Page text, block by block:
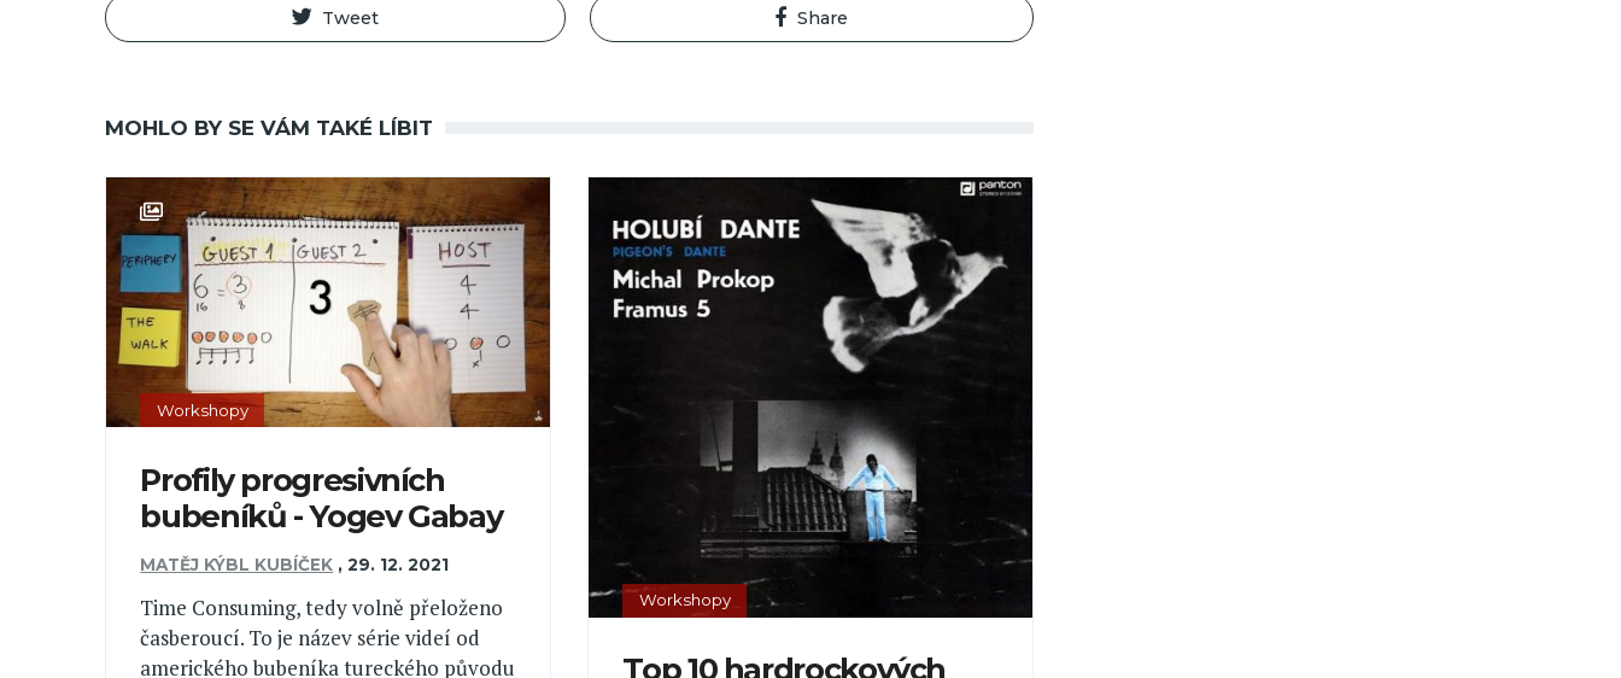
Tweet Share
MOHLO BY SE VÁM TAKÉ LÍBIT
Workshopy
Profily progresivních
bubeníků - Yogev Gabay
MATĚJ KÝBL KUBÍČEK ,29. 12. 2021
Time Consuming, tedy volně přeloženo
časberoucí. To je název série videí od
amerického bubeníka tureckého původu
Workshopy
Top 10 hardrockových